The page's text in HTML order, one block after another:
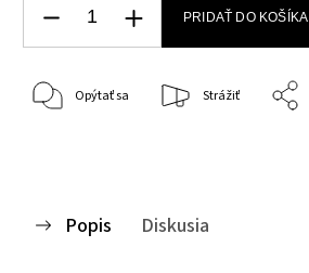
PRIDAŤ DO KOŠÍKA
Opýtať sa Strážiť
Popis Diskusia